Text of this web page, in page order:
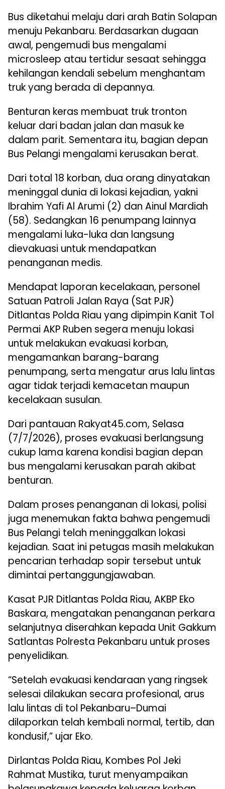
Bus diketahui melaju dari arah Batin Solapan
menuju Pekanbaru. Berdasarkan dugaan
awal, pengemudi bus mengalami
microsleep atau tertidur sesaat sehingga
kehilangan kendali sebelum menghantam
truk yang berada di depannya.
Benturan keras membuat truk tronton
keluar dari badan jalan dan masuk ke
dalam parit. Sementara itu, bagian depan
Bus Pelangi mengalami kerusakan berat.
Dari total 18 korban, dua orang dinyatakan
meninggal dunia di lokasi kejadian, yakni
Ibrahim Yafi Al Arumi (2) dan Ainul Mardiah
(58). Sedangkan 16 penumpang lainnya
mengalami luka-luka dan langsung
dievakuasi untuk mendapatkan
penanganan medis.
Mendapat laporan kecelakaan, personel
Satuan Patroli Jalan Raya (Sat PJR)
Ditlantas Polda Riau yang dipimpin Kanit Tol
Permai AKP Ruben segera menuju lokasi
untuk melakukan evakuasi korban,
mengamankan barang-barang
penumpang, serta mengatur arus lalu lintas
agar tidak terjadi kemacetan maupun
kecelakaan susulan.
Dari pantauan Rakyat45.com, Selasa
(7/7/2026), proses evakuasi berlangsung
cukup lama karena kondisi bagian depan
bus mengalami kerusakan parah akibat
benturan.
Dalam proses penanganan di lokasi, polisi
juga menemukan fakta bahwa pengemudi
Bus Pelangi telah meninggalkan lokasi
kejadian. Saat ini petugas masih melakukan
pencarian terhadap sopir tersebut untuk
dimintai pertanggungjawaban.
Kasat PJR Ditlantas Polda Riau, AKBP Eko
Baskara, mengatakan penanganan perkara
selanjutnya diserahkan kepada Unit Gakkum
Satlantas Polresta Pekanbaru untuk proses
penyelidikan.
“Setelah evakuasi kendaraan yang ringsek
selesai dilakukan secara profesional, arus
lalu lintas di tol Pekanbaru–Dumai
dilaporkan telah kembali normal, tertib, dan
kondusif,” ujar Eko.
Dirlantas Polda Riau, Kombes Pol Jeki
Rahmat Mustika, turut menyampaikan